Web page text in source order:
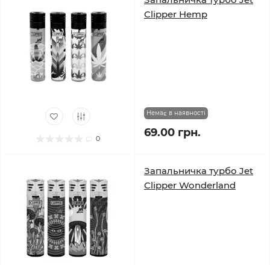
0
Clipper Hemp
Немає в наявності
69.00 грн.
Запальничка турбо Jet
Clipper Wonderland